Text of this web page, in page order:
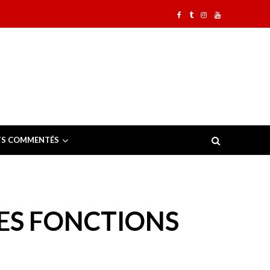
COMMENTÉS
FONCTIONS